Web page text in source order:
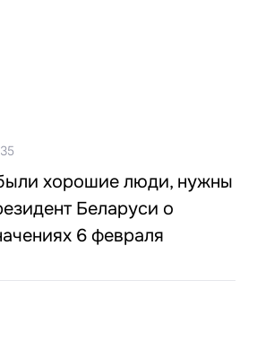
хорошие люди, нужны
Беларуси о
6 февраля